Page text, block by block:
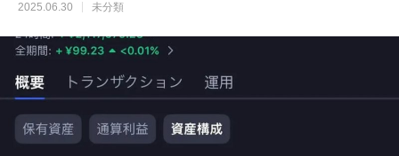
2025.06.30 未分類